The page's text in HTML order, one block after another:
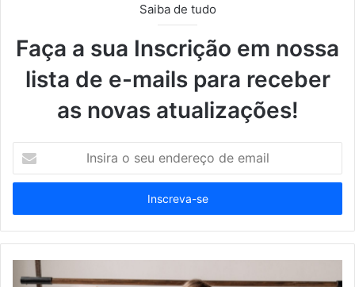
Saiba de tudo
Faça a sua Inscrição em nossa
lista de e-mails para receber
as novas atualizações!
s
r
a